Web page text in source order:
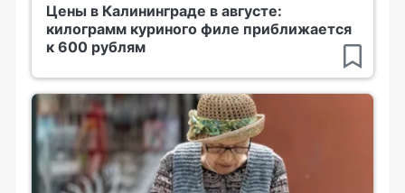
Цены в Калининграде в августе:
килограмм куриного филе приближается
к 600 рублям